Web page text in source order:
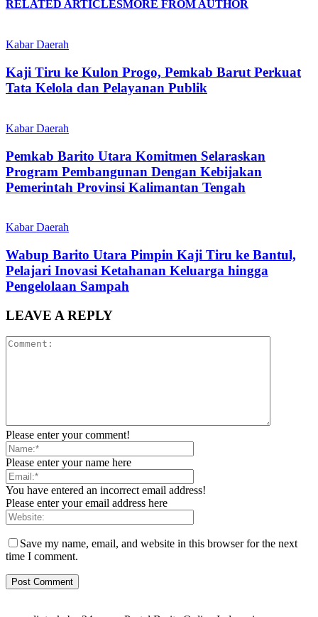
RELATED ARTICLESMORE FROM AUTHOR
Kabar Daerah
Kaji Tiru ke Kulon Progo, Pemkab Barut Perkuat
Tata Kelola dan Pelayanan Publik
Kabar Daerah
Pemkab Barito Utara Komitmen Selaraskan
Program Pembangunan Dengan Kebijakan
Pemerintah Provinsi Kalimantan Tengah
Kabar Daerah
Wabup Barito Utara Pimpin Kaji Tiru ke Bantul,
Pelajari Inovasi Ketahanan Keluarga hingga
Pengelolaan Sampah
LEAVE A REPLY
Please enter your comment!
Please enter your name here
You have entered an incorrect email address!
Please enter your email address here
Save my name, email, and website in this browser for the next
time I comment.